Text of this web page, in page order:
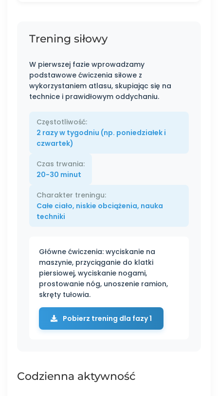
Trening siłowy
W pierwszej fazie wprowadzamy
podstawowe ćwiczenia siłowe z
wykorzystaniem atlasu, skupiając się na
technice i prawidłowym oddychaniu.
Częstotliwość:
2 razy w tygodniu (np. poniedziałek i
czwartek)
Czas trwania:
20-30 minut
Charakter treningu:
Całe ciało, niskie obciążenia, nauka
techniki
Główne ćwiczenia: wyciskanie na
maszynie, przyciąganie do klatki
piersiowej, wyciskanie nogami,
prostowanie nóg, unoszenie ramion,
skręty tułowia.
Pobierz trening dla fazy 1
Codzienna aktywność